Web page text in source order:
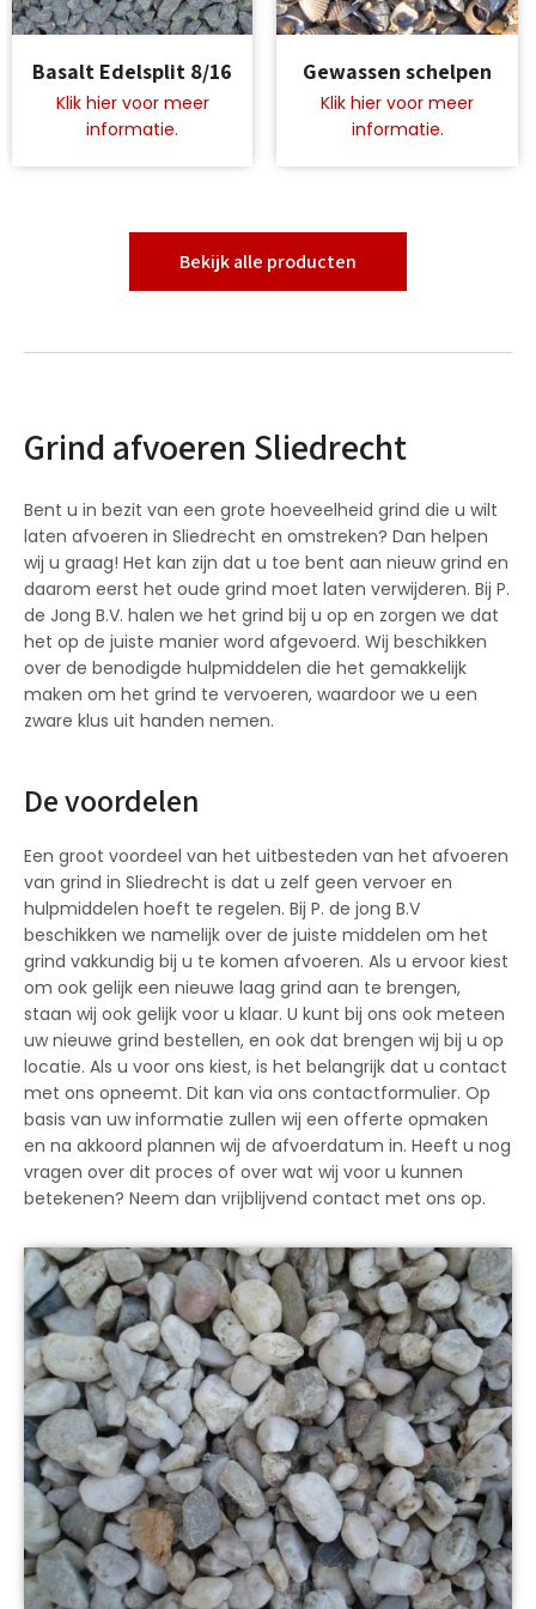
product
heeft
meerdere
Basalt Edelsplit 8/16
product
heeft
meerdere
kan
gekozen
Gewassen schelpen
Bekijk alle producten
Grind afvoeren Sliedrecht
Bent u in bezit van een grote hoeveelheid grind die u wilt
laten afvoeren in Sliedrecht en omstreken? Dan helpen
wij u graag! Het kan zijn dat u toe bent aan nieuw grind en
daarom eerst het oude grind moet laten verwijderen. Bij P.
de Jong B.V. halen we het grind bij u op en zorgen we dat
het op de juiste manier word afgevoerd. Wij beschikken
over de benodigde hulpmiddelen die het gemakkelijk
maken om het grind te vervoeren, waardoor we u een
zware klus uit handen nemen.
De voordelen
Een groot voordeel van het uitbesteden van het afvoeren
van grind in Sliedrecht is dat u zelf geen vervoer en
hulpmiddelen hoeft te regelen. Bij P. de jong B.V
beschikken we namelijk over de juiste middelen om het
grind vakkundig bij u te komen afvoeren. Als u ervoor kiest
om ook gelijk een nieuwe laag grind aan te brengen,
staan wij ook gelijk voor u klaar. U kunt bij ons ook meteen
uw nieuwe grind bestellen, en ook dat brengen wij bij u op
locatie. Als u voor ons kiest, is het belangrijk dat u contact
met ons opneemt. Dit kan via ons contactformulier. Op
basis van uw informatie zullen wij een offerte opmaken
en na akkoord plannen wij de afvoerdatum in. Heeft u nog
vragen over dit proces of over wat wij voor u kunnen
betekenen? Neem dan vrijblijvend contact met ons op.